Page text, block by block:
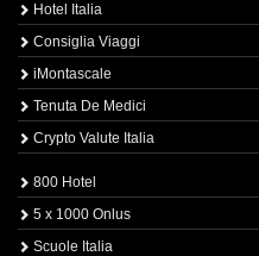
Hotel Italia
Consiglia Viaggi
iMontascale
Tenuta De Medici
Crypto Valute Italia
800 Hotel
5 x 1000 Onlus
Scuole Italia